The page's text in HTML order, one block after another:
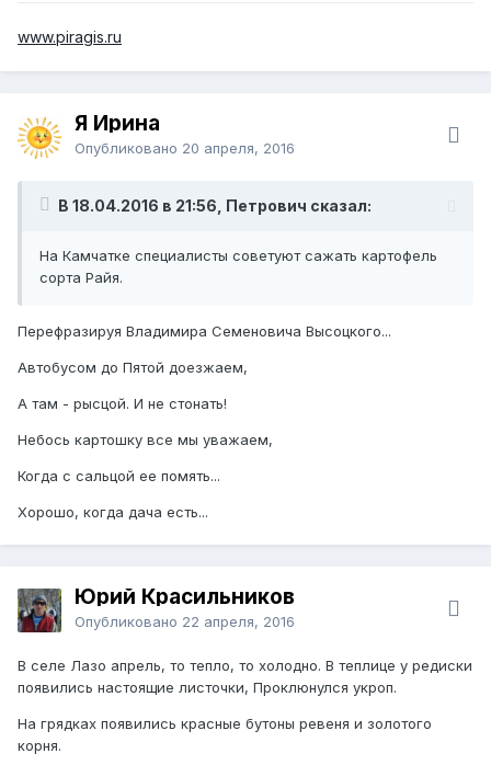
www.piragis.ru
Я Ирина
Опубликовано 20 апреля, 2016
В 18.04.2016 в 21:56, Петрович сказал:
На Камчатке специалисты советуют сажать картофель
сорта Райя.
Перефразируя Владимира Семеновича Высоцкого...
Автобусом до Пятой доезжаем,
А там - рысцой. И не стонать!
Небось картошку все мы уважаем,
Когда с сальцой ее помять...
Хорошо, когда дача есть...
Юрий Красильников
Опубликовано 22 апреля, 2016
В селе Лазо апрель, то тепло, то холодно. В теплице у редиски
появились настоящие листочки, Проклюнулся укроп.
На грядках появились красные бутоны ревеня и золотого
корня.